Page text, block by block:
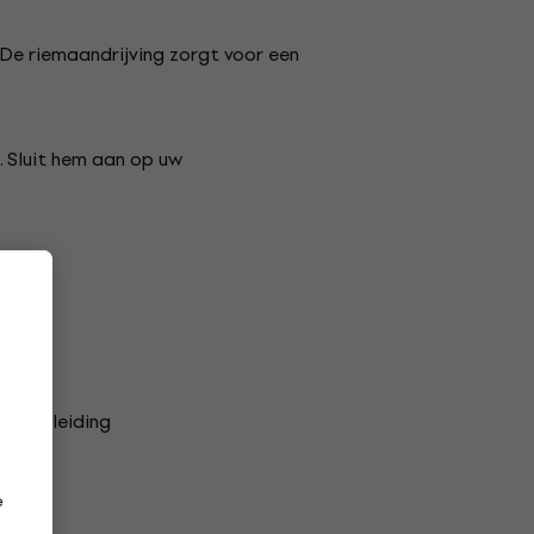
riemaandrijving zorgt voor een
hem aan op uw